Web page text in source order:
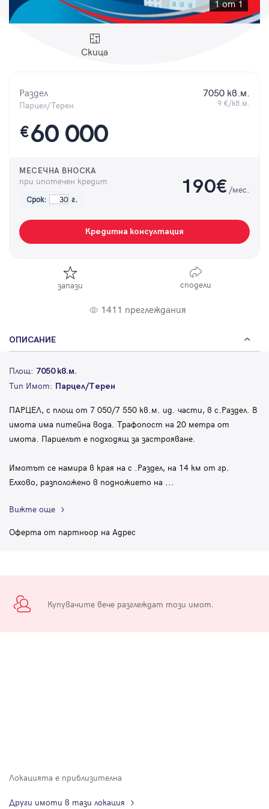
1 от 1
Скица
Раздел
Парцел/Терен
7050 кв.м.
9 €/кв.м.
€60 000
МЕСЕЧНА ВНОСКА
при ипотечен кредит
Срок: г.
190€ /мес.
Кредитна консултация
запази сподели
1411 преглеждания
ОПИСАНИЕ
Площ: 7050 кв.м.
Тип Имот: Парцел/Терен
ПАРЦЕЛ, с площ от 7 050/7 550 кв.м. ид. части, в с.Раздел. В
имота има питейна вода. Трафопост на 20 метра от
имота. Парцелът е подходящ за застрояване.
Имотът се намира в края на с .Раздел, на 14 км от гр.
Елхово, разположено в подножието на ...
Вижте още
Оферта от партньор на Адрес
Купувачите вече разглеждат този имот.
Локацията е приблизителна
Други имоти в тази локация
Парола